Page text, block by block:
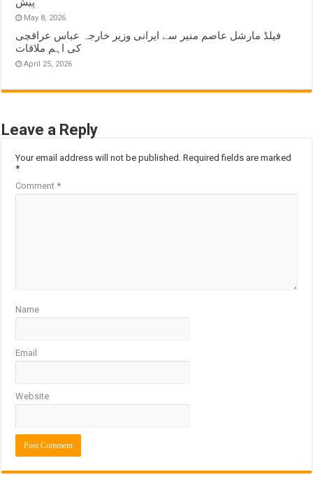
May 8, 2026
فیلڈ مارشل عاصم منیر سے ایرانی وزیر خارجہ عباس عراقچی
کی اہم ملاقات
April 25, 2026
Leave a Reply
Your email address will not be published. Required fields are marked
*
Comment*
Name
Email
Website